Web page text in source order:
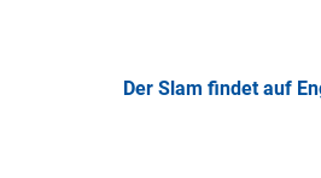
Der Slam findet auf